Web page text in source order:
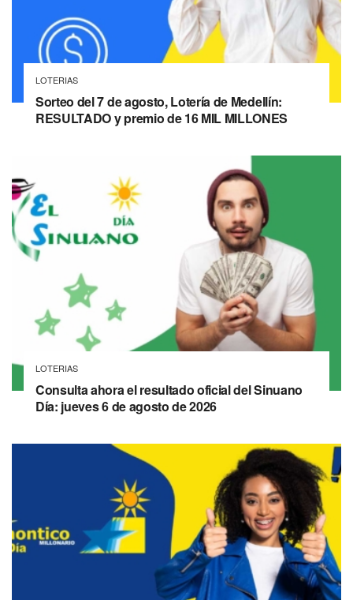
LOTERIAS
Sorteo del 7 de agosto, Lotería de Medellín:
RESULTADO y premio de 16 MIL MILLONES
LOTERIAS
Consulta ahora el resultado oficial del Sinuano
Día: jueves 6 de agosto de 2026